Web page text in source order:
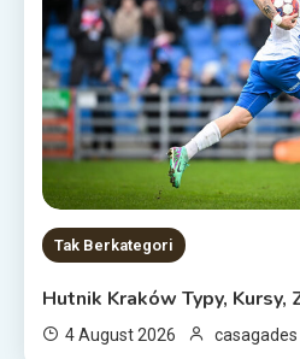
Tak Berkategori
Hutnik Kraków Typy, Kursy,
4 August 2026 casagades